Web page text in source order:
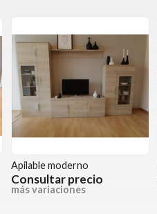
Apilable moderno
Consultar precio
más variaciones